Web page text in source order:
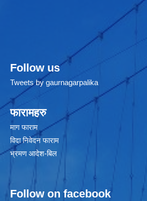
Follow us
Tweets by gaurnagarpalika
फारामहरु
माग फाराम
विदा निवेदन फाराम
भ्रमण आदेश-बिल
Follow on facebook